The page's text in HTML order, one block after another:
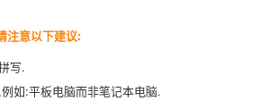
注意以下建议:
写.
如:平板电脑而非笔记本电脑.